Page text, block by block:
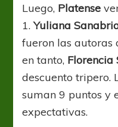
Luego, Platense
1.Yuliana
fueron las autoras
en tanto, Florencia
descuento tripero.
suman 9 puntos y
expectativas.